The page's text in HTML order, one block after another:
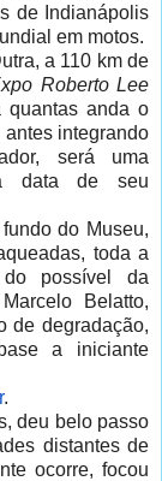
de Indianápolis
em motos.
a 110 km de
Roberto Lee
quantas anda o
integrando
será uma
data de seu
do Museu,
toda a
possível da
Belatto,
de degradação,
a iniciante
.
deu belo passo
distantes de
ocorre, focou